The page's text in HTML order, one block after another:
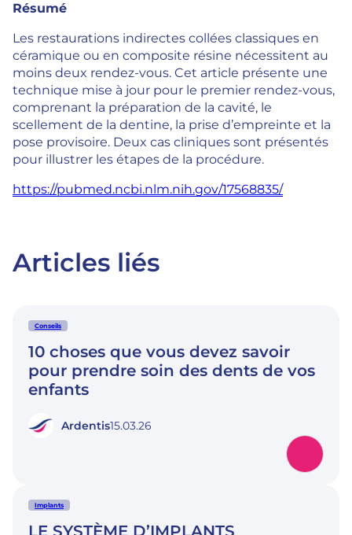
Résumé
Les restaurations indirectes collées classiques en
céramique ou en composite résine nécessitent au
moins deux rendez-vous. Cet article présente une
technique mise à jour pour le premier rendez-vous,
comprenant la préparation de la cavité, le
scellement de la dentine, la prise d’empreinte et la
pose provisoire. Deux cas cliniques sont présentés
pour illustrer les étapes de la procédure.
https://pubmed.ncbi.nlm.nih.gov/17568835/
Articles liés
Conseils
10 choses que vous devez savoir
pour prendre soin des dents de vos
enfants
Ardentis15.03.26
Implants
LE SYSTÈME D’IMPLANTS